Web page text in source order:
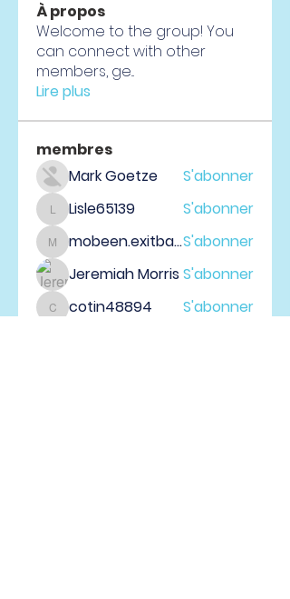
À propos
Welcome to the group! You
can connect with other
members, ge...
Lire plus
membres
Mark Goetze
S'abonner
Lisle65139
Lisle65139 S'abonner
mobeen.exitbase mobeen.exitbaseS'abonner
Jeremiah MorrisS'abonner
cotin48894
cotin48894
S'abonner